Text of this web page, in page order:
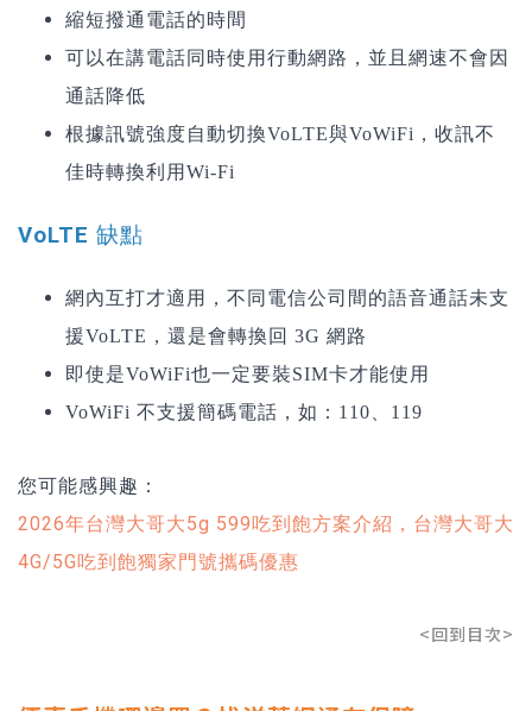
縮短撥通電話的時間
可以在講電話同時使用行動網路，並且網速不會因
通話降低
根據訊號強度自動切換VoLTE與VoWiFi，收訊不
佳時轉換利用Wi-Fi
VoLTE 缺點
網內互打才適用，不同電信公司間的語音通話未支
援VoLTE，還是會轉換回 3G 網路
即使是VoWiFi也一定要裝SIM卡才能使用
VoWiFi 不支援簡碼電話，如：110、119
您可能感興趣：
2026年台灣大哥大5g 599吃到飽方案介紹，台灣大哥大
4G/5G吃到飽獨家門號攜碼優惠
<回到目次>